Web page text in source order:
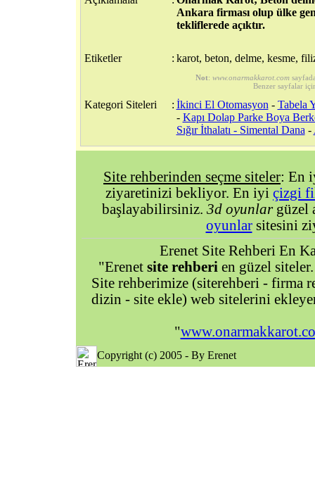
Ankara firması olup ülke
tekliflerede açıktır.
Etiketler : karot, beton, delme, kesme,
Not: www.onarmakkarot.com
Benzer sayfalar
Kategori Siteleri : İkinci El Otomasyon - Tabela
- Kapı Dolap Parke Boya
Sığır İthalatı - Simental Dana -
Site rehberinden seçme siteler: En
ziyaretinizi bekliyor. En iyi çizgi
başlayabilirsiniz. 3d oyunlargüzel
oyunlarsitesini
Erenet Site Rehberi En
"Erenet site rehberi en güzel
Site rehberimize (siterehberi - firma
dizin - site ekle) web sitelerini
"
Copyright (c) 2005 - By Erenet